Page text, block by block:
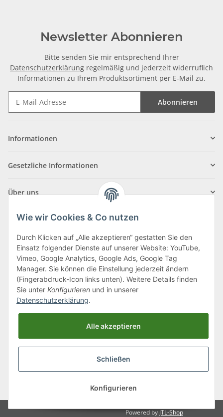
Newsletter Abonnieren
Bitte senden Sie mir entsprechend Ihrer
Datenschutzerklärung regelmäßig und jederzeit widerruflich
Informationen zu Ihrem Produktsortiment per E-Mail zu.
Abonnieren
Informationen
Gesetzliche Informationen
Über uns
Klagenfurter Straße 29
9556 Liebenfels
Montag bis Donnerstag: 8:00 bis 16:30 Uhr
Freitag: 8:00 bis 12:00 Uhr
Tel.:0043 (0) 4262 50900
office@cncshop.at
* Alle Preise inkl. gesetzlicher USt., zzgl.Versand, zzgl.
Powered by JTL-Shop
Wie wir Cookies & Co nutzen
Durch Klicken auf „Alle akzeptieren“ gestatten Sie den
Einsatz folgender Dienste auf unserer Website: YouTube,
Vimeo, Google Analytics, Google Ads, Google Tag
Manager. Sie können die Einstellung jederzeit ändern
(Fingerabdruck-Icon links unten). Weitere Details finden
Sie unter Konfigurieren und in unserer
Datenschutzerklärung.
Alle akzeptieren
Schließen
Konfigurieren